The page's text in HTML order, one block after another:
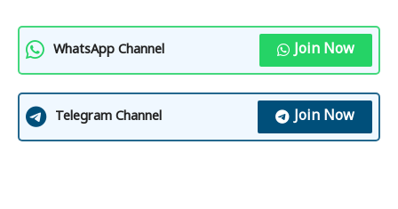
WhatsApp Channel Join Now
Telegram Channel Join Now